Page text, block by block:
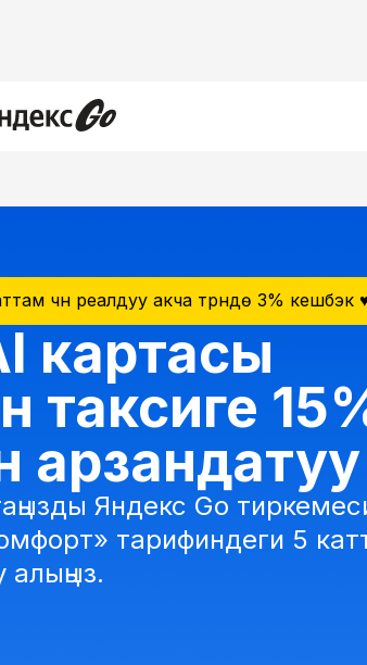
үчүн реалдуу акча түрүндө 3% кешбэк
картасы
таксиге
арзандатуу
Яндекс Go
тарифиндеги 5
алыңыз.